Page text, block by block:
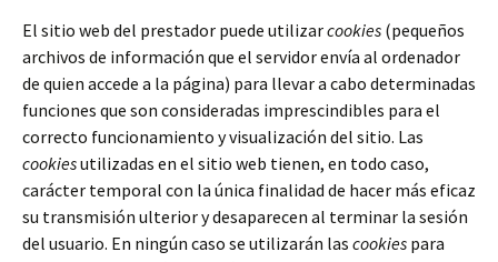
El sitio web del prestador puede utilizarcookies (pequeños
archivos de información que el servidor envía al ordenador
de quien accede a la página) para llevar a cabo determinadas
funciones que son consideradas imprescindibles para el
correcto funcionamiento y visualización del sitio. Las
cookiesutilizadas en el sitio web tienen, en todo caso,
carácter temporal con la única finalidad de hacer más eficaz
su transmisión ulterior y desaparecen al terminar la sesión
del usuario. En ningún caso se utilizarán las cookies para